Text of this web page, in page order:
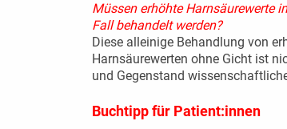
Müssen erhöhte Harnsäurewerte
Fall behandelt werden?
Diese alleinige Behandlung von
Harnsäurewerten ohne Gicht ist
und Gegenstand
Buchtipp für Patient:innen